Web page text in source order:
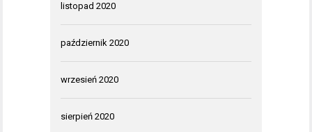
listopad 2020
październik 2020
wrzesień 2020
sierpień 2020